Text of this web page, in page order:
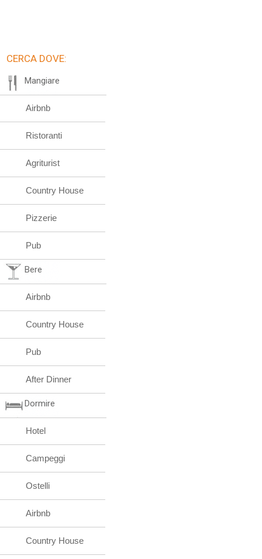
CERCA DOVE:
Mangiare
Airbnb
Ristoranti
Agriturist
Country House
Pizzerie
Pub
Bere
Airbnb
Country House
Pub
After Dinner
Dormire
Hotel
Campeggi
Ostelli
Airbnb
Country House